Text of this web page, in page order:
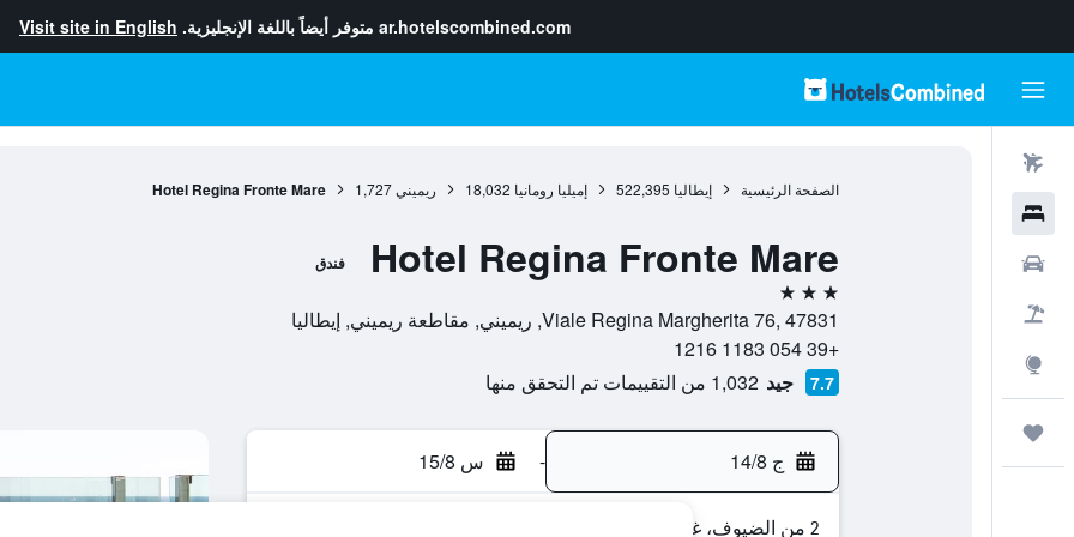
ar.hotelscombined.com متوفر أيضاً باللغة الإنجليزية. Visit site in English
الصفحة الرئيسية إيطاليا 522,395 إميليا رومانيا 18,032 ريميني 1,727
Hotel Regina Fronte Mare
Hotel Regina Fronte Mare فندق
3 نجوم
Viale Regina Margherita 76, 47831, ريميني, مقاطعة ريميني, إيطاليا
+39 054 1183 1216
7.7 جيد 1,032 من التقييمات تم التحقق منها
ج 14/8 - س 15/8
2 من الضيوف، غرفة واحدة